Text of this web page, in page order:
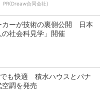
PR(Dreaw合同会社)
カーが技術の裏側公開 日本
社会科見学」開催
でも快適 積水ハウスとパナ
空調を発売